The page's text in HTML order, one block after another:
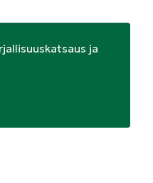
ja